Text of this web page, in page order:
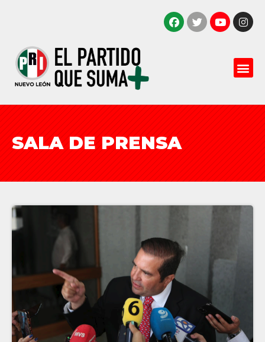
SALA DE PRENSA